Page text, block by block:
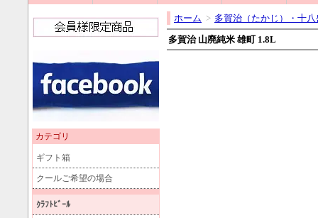
ホーム > 多賀治（たかじ）・十八
多賀治 山廃純米 雄町 1.8L
カテゴリ
ギフト箱
クールご希望の場合
ｸﾗﾌﾄﾋﾞｰﾙ